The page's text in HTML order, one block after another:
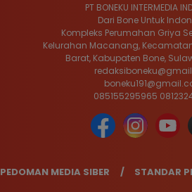
PT BONEKU INTERMEDIA
Dari Bone Untuk
Kompleks Perumahan Griya
Kelurahan Macanang,
Barat, Kabupaten Bone,
085155295965
PEDOMAN MEDIA SIBER STANDAR